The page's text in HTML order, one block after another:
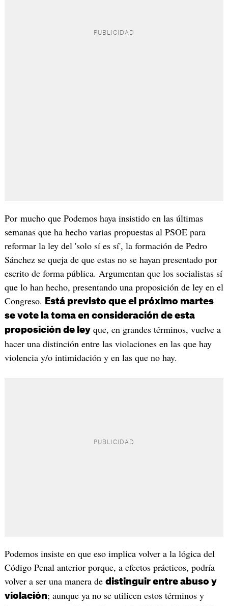
Por mucho que Podemos haya insistido en las últimas
semanas que ha hecho varias propuestas al PSOE para
reformar la ley del 'solo sí es sí', la formación de Pedro
Sánchez se queja de que estas no se hayan presentado por
escrito de forma pública. Argumentan que los socialistas sí
que lo han hecho, presentando una proposición de ley en el
Congreso.
Está previsto que el próximo martes
se vote la toma en consideración de esta
proposición de leyque, en grandes términos, vuelve a
hacer una distinción entre las violaciones en las que hay
violencia y/o intimidación y en las que no hay.
Podemos insiste en que eso implica volver a la lógica del
Código Penal anterior porque, a efectos prácticos, podría
volver a ser una manera de distinguir entre abuso y
violación; aunque ya no se utilicen estos términos y